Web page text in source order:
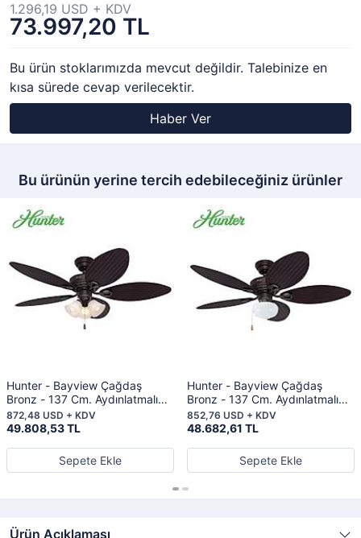
73.997,20 TL
1.296,19 USD + KDV
Bu ürün stoklarımızda mevcut değildir. Talebinize en
kısa sürede cevap verilecektir.
Haber Ver
Bu ürünün yerine tercih edebileceğiniz ürünler
Hunter - Bayview Çağdaş
Bronz - 137 Cm. Aydınlatmalı
Dış Mekan Tavan Vantilatörü
49.808,53 TL
872,48 USD + KDV
Sepete Ekle
Hunter - Bayview Çağdaş
Bronz - 137 Cm. Aydınlatmalı
Dış Mekan Tavan Vantilatörü
48.682,61 TL
852,76 USD + KDV
Sepete Ekle
Ürün Açıklaması